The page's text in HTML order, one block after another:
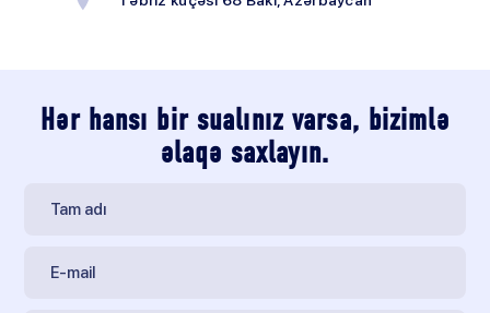
Hər hansı bir sualınız varsa, bizimlə
əlaqə saxlayın.